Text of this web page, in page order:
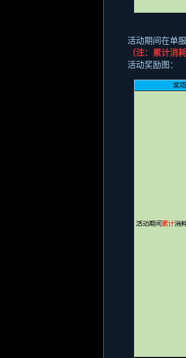
活动期间在单
（注：累计消耗
活动奖励图：